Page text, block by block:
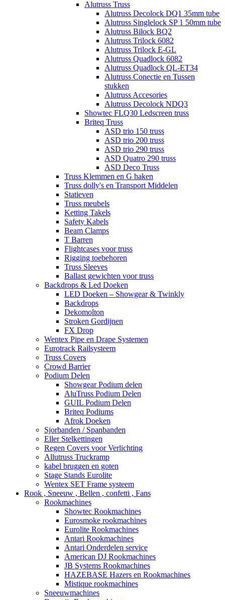
Alutruss Truss
Alutruss Decolock DQ1 35mm tube
Alutruss Singlelock SP 1 50mm tube
Alutruss Bilock BQ2
Alutruss Trilock 6082
Alutruss Trilock E-GL
Alutruss Quadlock 6082
Alutruss Quadlock QL-ET34
Alutruss Conectie en Tussen
stukken
Alutruss Accesories
Alutruss Decolock NDQ3
Showtec FLQ30 Ledscreen truss
Briteq Truss
ASD trio 150 truss
ASD trio 200 truss
ASD trio 290 truss
ASD Quatro 290 truss
ASD Deco Truss
Truss Klemmen en G haken
Truss dolly's en Transport Middelen
Statieven
Truss meubels
Ketting Takels
Safety Kabels
Beam Clamps
T Barren
Flightcases voor truss
Rigging toebehoren
Truss Sleeves
Ballast gewichten voor truss
Backdrops & Led Doeken
LED Doeken – Showgear & Twinkly
Backdrops
Dekomolton
Stroken Gordijnen
FX Drop
Wentex Pipe en Drape Systemen
Eurotrack Railsysteem
Truss Covers
Crowd Barrier
Podium Delen
Showgear Podium delen
AluTruss Podium Delen
GUIL Podium Delen
Briteq Podiums
Afrok Doeken
Sjorbanden / Spanbanden
Eller Stelkettingen
Regen Covers voor Verlichting
Allutruss Truckramp
kabel bruggen en goten
Stage Stands Eurolite
Wentex SET Frame systeem
Rook , Sneeuw , Bellen , confetti , Fans
Rookmachines
Showtec Rookmachines
Eurosmoke rookmachines
Eurolite Rookmachines
Antari Rookmachines
Antari Onderdelen service
American DJ Rookmachines
JB Systems Rookmachines
HAZEBASE Hazers en Rookmachines
Mistique rookmachines
Sneeuwmachines